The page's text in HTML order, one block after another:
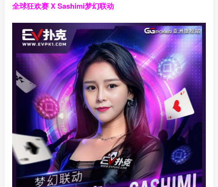
全球狂欢赛 X Sashimi梦幻联动